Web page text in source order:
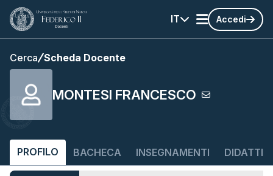
IT Accedi
Cerca Scheda Docente
MONTESI FRANCESCO
PROFILO BACHECA INSEGNAMENTI